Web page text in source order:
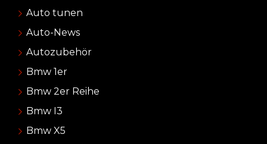
Auto tunen
Auto-News
Autozubehör
Bmw 1er
Bmw 2er Reihe
Bmw I3
Bmw X5